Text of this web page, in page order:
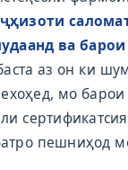
ва
аз он ки
мо
пешниҳод